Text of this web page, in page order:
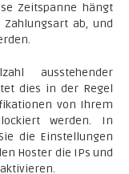
Zeitspanne hängt
ab, und
ausstehender
dies in der Regel
von Ihrem
werden. In
die Einstellungen
Hoster die IPs und